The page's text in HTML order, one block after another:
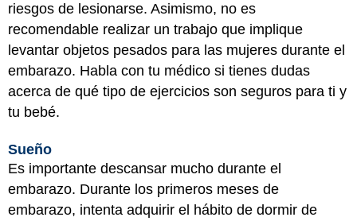
riesgos de lesionarse. Asimismo, no es
recomendable realizar un trabajo que implique
levantar objetos pesados para las mujeres durante el
embarazo. Habla con tu médico si tienes dudas
acerca de qué tipo de ejercicios son seguros para ti y
tu bebé.
Sueño
Es importante descansar mucho durante el
embarazo. Durante los primeros meses de
embarazo, intenta adquirir el hábito de dormir de